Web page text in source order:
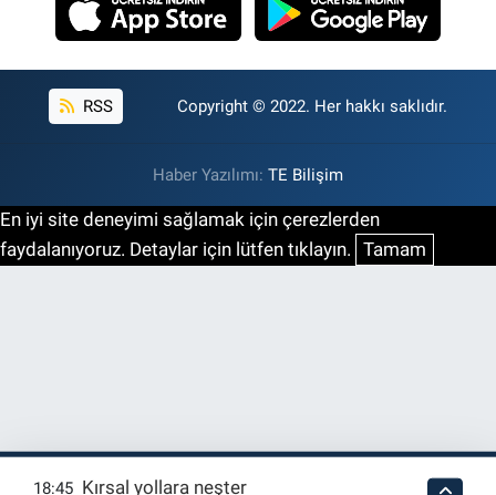
RSS Copyright © 2022. Her hakkı saklıdır.
Haber Yazılımı: TE Bilişim
En iyi site deneyimi sağlamak için çerezlerden
faydalanıyoruz. Detaylar için lütfen tıklayın. Tamam
18:45 Kırsal yollara neşter